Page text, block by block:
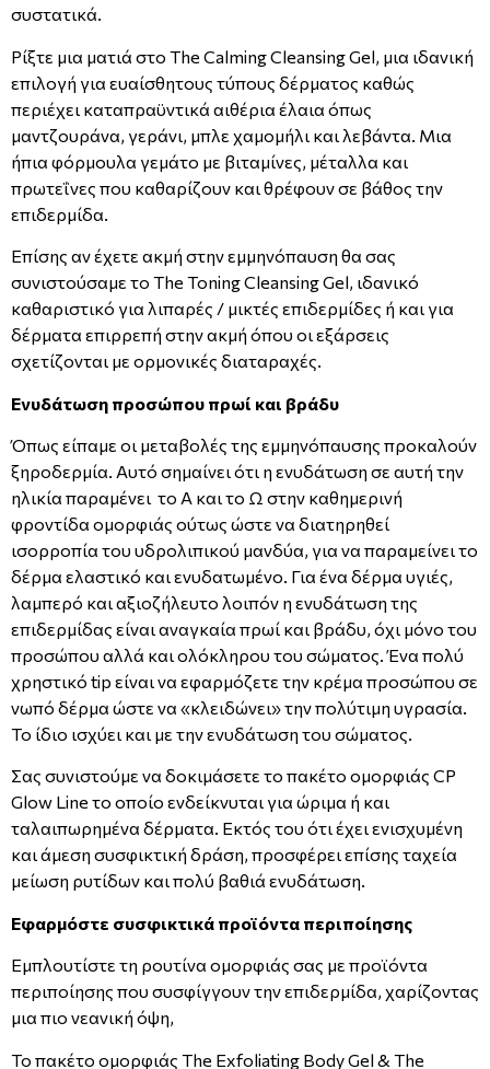
συστατικά.
Ρίξτε μια ματιά στο The Calming Cleansing Gel, μια ιδανική
επιλογή για ευαίσθητους τύπους δέρματος καθώς
περιέχει καταπραϋντικά αιθέρια έλαια όπως
μαντζουράνα, γεράνι, μπλε χαμομήλι και λεβάντα. Μια
ήπια φόρμουλα γεμάτο με βιταμίνες, μέταλλα και
πρωτεΐνες που καθαρίζουν και θρέφουν σε βάθος την
επιδερμίδα.
Επίσης αν έχετε ακμή στην εμμηνόπαυση θα σας
συνιστούσαμε το The Toning Cleansing Gel, ιδανικό
καθαριστικό για λιπαρές / μικτές επιδερμίδες ή και για
δέρματα επιρρεπή στην ακμή όπου οι εξάρσεις
σχετίζονται με ορμονικές διαταραχές.
Ενυδάτωση προσώπου πρωί και βράδυ
Όπως είπαμε οι μεταβολές της εμμηνόπαυσης προκαλούν
ξηροδερμία. Αυτό σημαίνει ότι η ενυδάτωση σε αυτή την
ηλικία παραμένει το Α και το Ω στην καθημερινή
φροντίδα ομορφιάς ούτως ώστε να διατηρηθεί
ισορροπία του υδρολιπικού μανδύα, για να παραμείνει το
δέρμα ελαστικό και ενυδατωμένο. Για ένα δέρμα υγιές,
λαμπερό και αξιοζήλευτο λοιπόν η ενυδάτωση της
επιδερμίδας είναι αναγκαία πρωί και βράδυ, όχι μόνο του
προσώπου αλλά και ολόκληρου του σώματος. Ένα πολύ
χρηστικό tip είναι να εφαρμόζετε την κρέμα προσώπου σε
νωπό δέρμα ώστε να «κλειδώνει» την πολύτιμη υγρασία.
Το ίδιο ισχύει και με την ενυδάτωση του σώματος.
Σας συνιστούμε να δοκιμάσετε το πακέτο ομορφιάς CP
Glow Line το οποίο ενδείκνυται για ώριμα ή και
ταλαιπωρημένα δέρματα. Εκτός του ότι έχει ενισχυμένη
και άμεση συσφικτική δράση, προσφέρει επίσης ταχεία
μείωση ρυτίδων και πολύ βαθιά ενυδάτωση.
Εφαρμόστε συσφικτικά προϊόντα περιποίησης
Εμπλουτίστε τη ρουτίνα ομορφιάς σας με προϊόντα
περιποίησης που συσφίγγουν την επιδερμίδα, χαρίζοντας
μια πιο νεανική όψη,
To πακέτο ομορφιάς The Exfoliating Body Gel & The